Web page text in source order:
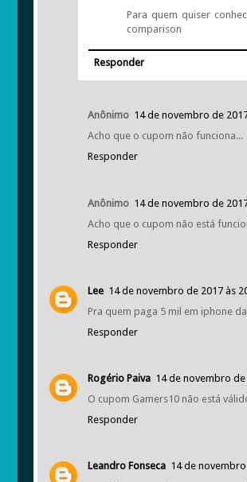
Para quem quiser
comparison
Responder
Anônimo 14 de novembro de
Acho que o cupom não funciona...
Responder
Anônimo 14 de novembro de
Acho que o cupom não está
Responder
Lee 14 de novembro de 2017 às
Pra quem paga 5 mil em iphone
Responder
Rogério Paiva 14 de novembro de
O cupom Gamers10 não está
Responder
Leandro Fonseca 14 de